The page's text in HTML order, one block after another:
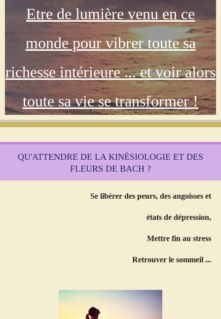
Etre de lumière venu en ce
monde pour vibrer toute sa
richesse intérieure ... et voir alors
toute sa vie se transformer !
QU'ATTENDRE DE LA KINÉSIOLOGIE ET DES
FLEURS DE BACH ?
Se libérer des peurs, des angoisses et
états de dépression,
Mettre fin au stress
Retrouver le sommeil ...